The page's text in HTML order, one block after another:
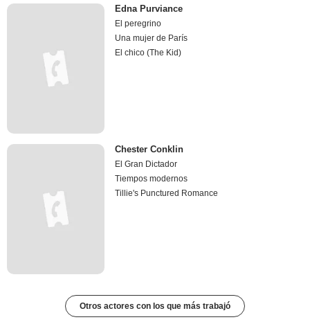
Edna Purviance
El peregrino
Una mujer de París
El chico (The Kid)
Chester Conklin
El Gran Dictador
Tiempos modernos
Tillie's Punctured Romance
Otros actores con los que más trabajó